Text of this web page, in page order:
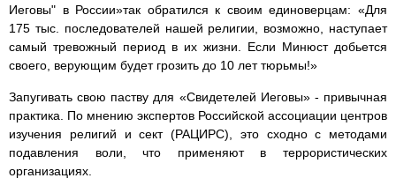
Иеговы" в России»так обратился к своим единоверцам: «Для
175 тыс. последователей нашей религии, возможно, наступает
самый тревожный период в их жизни. Если Минюст добьется
своего, верующим будет грозить до 10 лет тюрьмы!»
Запугивать свою паству для «Свидетелей Иеговы» - привычная
практика. По мнению экспертов Российской ассоциации центров
изучения религий и сект (РАЦИРС), это сходно с методами
подавления воли, что применяют в террористических
организациях.